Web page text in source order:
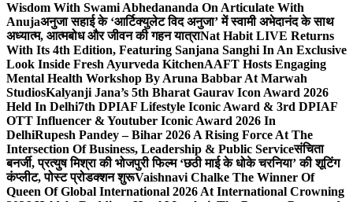
Wisdom With Swami Abhedananda On Articulate With
Anujaअनुजा सहाई के ‘आर्टिक्युलेट विद अनुजा’ में स्वामी अभेदानंद के साथ
अध्यात्म, आत्मबोध और जीवन की गहन यात्राNat Habit LIVE Returns
With Its 4th Edition, Featuring Sanjana Sanghi In An Exclusive
Look Inside Fresh Ayurveda KitchenAAFT Hosts Engaging
Mental Health Workshop By Aruna Babbar At Marwah
StudiosKalyanji Jana’s 5th Bharat Gaurav Icon Award 2026
Held In Delhi7th DPIAF Lifestyle Iconic Award & 3rd DPIAF
OTT Influencer & Youtuber Iconic Award 2026 In
DelhiRupesh Pandey – Bihar 2026 A Rising Force At The
Intersection Of Business, Leadership & Public Serviceसंचिता
बनर्जी, प्रत्युष मिश्रा की भोजपुरी फिल्म ‘छठी माई के धोके चरनिया’ की शूटिंग
कंप्लीट, पोस्ट प्रोडक्शन शुरूVaishnavi Chalke The Winner Of
Queen Of Global International 2026 At International Crowning